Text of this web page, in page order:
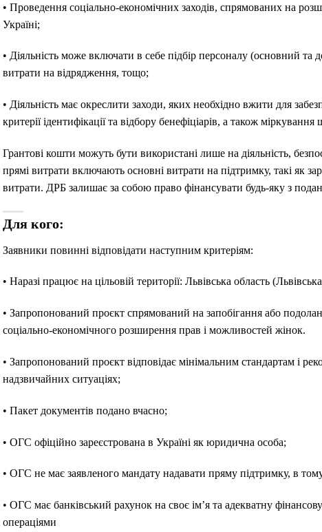
• Проведення соціально-економічних заходів, спрямованих на
Україні;
• Діяльність може включати в себе підбір персоналу (основний та
витрати на відрядження, тощо;
• Діяльність має окреслити заходи, яких необхідно вжити для
критерії ідентифікації та відбору бенефіціарів, а також міркування
Грантові кошти можуть бути використані лише на діяльність,
прямі витрати включають основні витрати на підтримку, такі як
витрати. ДРБ залишає за собою право фінансувати будь-яку з
Для кого:
Заявники повинні відповідати наступним критеріям:
• Наразі працює на цільовій території: Львівська область
• Запропонований проєкт спрямований на запобігання або
соціально-економічного розширення прав і можливостей жінок.
• Запропонований проєкт відповідає мінімальним стандартам і
надзвичайних ситуаціях;
• Пакет документів подано вчасно;
• ОГС офіційно зареєстрована в Україні як юридична особа;
• ОГС не має заявленого мандату надавати пряму підтримку, в
• ОГС має банківський рахунок на своє ім’я та адекватну
операціями